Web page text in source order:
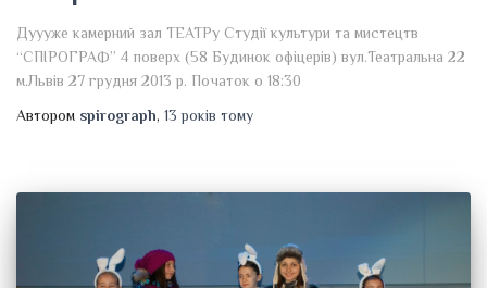
Дуууже камерний зал ТЕАТРу Студії культури та мистецтв
“СПІРОГРАФ” 4 поверх (58 Будинок офіцерів) вул.Театральна 22
м.Львів 27 грудня 2013 р. Початок о 18:30
Автором spirograph, 13 років тому